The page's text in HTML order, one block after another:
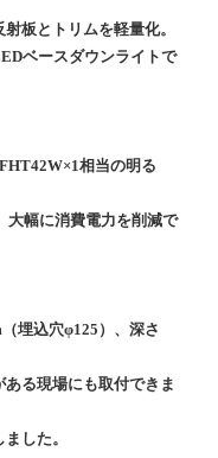
板とトリムを軽量化。
ベースダウンライトで
相当の明る
大幅に消費電力を削減で
埋込穴φ125）、深さ
ある現場にも取付できま
した。